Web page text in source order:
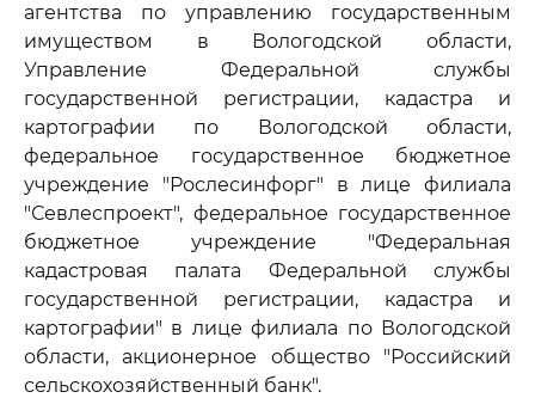
агентства по управлению государственным
имуществом в Вологодской области,
Управление Федеральной службы
государственной регистрации, кадастра и
картографии по Вологодской области,
федеральное государственное бюджетное
учреждение "Рослесинфорг" в лице филиала
"Севлеспроект", федеральное государственное
бюджетное учреждение "Федеральная
кадастровая палата Федеральной службы
государственной регистрации, кадастра и
картографии" в лице филиала по Вологодской
области, акционерное общество "Российский
сельскохозяйственный банк".